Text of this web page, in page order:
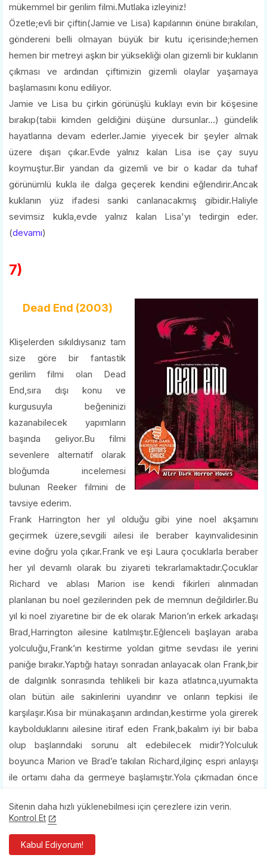
mükemmel bir gerilim filmi.Mutlaka izleyiniz!
Özetle;evli bir çiftin(Jamie ve Lisa) kapılarının önüne bırakılan,
göndereni belli olmayan büyük bir kutu içerisinde;hemen
hemen bir metreyi aşkın bir yüksekliği olan gizemli bir kuklanın
çıkması ve ardından çiftimizin gizemli olaylar yaşamaya
başlamasını konu ediliyor.
Jamie ve Lisa bu çirkin görünüşlü kuklayı evin bir köşesine
bırakıp(tabii kimden geldiğini düşüne dursunlar...) gündelik
hayatlarına devam ederler.Jamie yiyecek bir şeyler almak
üzere dışarı çıkar.Evde yalnız kalan Lisa ise çay suyu
koymuştur.Bir yandan da gizemli ve bir o kadar da tuhaf
görünümlü kukla ile dalga geçerek kendini eğlendirir.Ancak
kuklanın yüz ifadesi sanki canlanacakmış gibidir.Haliyle
sevimsiz kukla,evde yalnız kalan Lisa'yı tedirgin eder.
(devamı)
7)
Dead End (2003)
Klişelerden sıkıldıysanız tam
size göre bir fantastik
gerilim filmi olan Dead
End,sıra dışı konu ve
kurgusuyla beğeninizi
kazanabilecek yapımların
başında geliyor.Bu filmi
sevenlere alternatif olarak
bloğumda incelemesi
bulunan Reeker filmini de
tavsiye ederim.
Frank Harrington her yıl olduğu gibi yine noel akşamını
geçirmek üzere,sevgili ailesi ile beraber kayınvalidesinin
evine doğru yola çıkar.Frank ve eşi Laura çocuklarla beraber
her yıl devamlı olarak bu ziyareti tekrarlamaktadır.Çocuklar
Richard ve ablası Marion ise kendi fikirleri alınmadan
planlanan bu noel gezilerinden pek de memnun değildirler.Bu
yıl ki noel ziyaretine bir de ek olarak Marion’ın erkek arkadaşı
Brad,Harrington ailesine katılmıştır.Eğlenceli başlayan araba
yolculuğu,Frank’ın kestirme yoldan gitme sevdası ile yerini
paniğe bırakır.Yaptığı hatayı sonradan anlayacak olan Frank,bir
de dalgınlık sonrasında tehlikeli bir kaza atlatınca,uyumakta
olan bütün aile sakinlerini uyandırır ve onların tepkisi ile
karşılaşır.Kısa bir münakaşanın ardından,kestirme yola girerek
kaybolduklarını ailesine itiraf eden Frank,bakalım iyi bir baba
olup başlarındaki sorunu alt edebilecek midir?Yolculuk
boyunca Marion ve Brad’e takılan Richard,ilginç espri anlayışı
ile ortamı daha da germeye başlamıştır.Yola çıkmadan önce
uğrayacaktır.(devamı)
6)
Sitenin daha hızlı yüklenebilmesi için çerezlere izin verin.
Kontrol Et
Kabul Ediyorum!